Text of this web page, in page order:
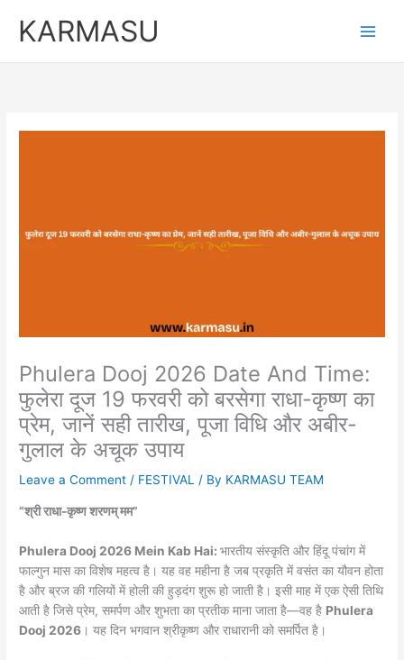
KARMASU
Phulera Dooj 2026 Date And Time:
फुलेरा दूज 19 फरवरी को बरसेगा राधा-कृष्ण का
प्रेम, जानें सही तारीख, पूजा विधि और अबीर-
गुलाल के अचूक उपाय
Leave a Comment / FESTIVAL / By KARMASU TEAM
“श्री राधा-कृष्ण शरणम् मम”
Phulera Dooj 2026 Mein Kab Hai:भारतीय संस्कृति और हिंदू पंचांग में
फाल्गुन मास का विशेष महत्व है। यह वह महीना है जब प्रकृति में वसंत का यौवन होता
है और ब्रज की गलियों में होली की हुड़दंग शुरू हो जाती है। इसी माह में एक ऐसी तिथि
आती है जिसे प्रेम, समर्पण और शुभता का प्रतीक माना जाता है—वह है Phulera
Dooj 2026 । यह दिन भगवान श्रीकृष्ण और राधारानी को समर्पित है।
price